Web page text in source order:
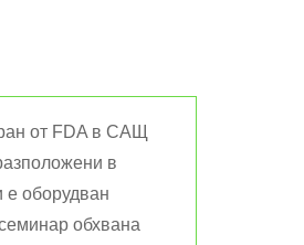
от FDA в САЩ
в
е оборудван
обхвана